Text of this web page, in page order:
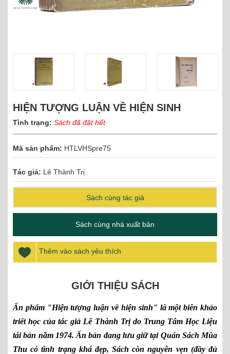
HIỆN TƯỢNG LUẬN VỀ HIỆN SINH
Tình trạng: Sách đã đặt hết
Mã sản phẩm: HTLVHSpre75
Tác giả: Lê Thành Trị
Sách cùng tác giả
Sách cùng nhà xuất bản
Thêm vào sách yêu thích
GIỚI THIỆU SÁCH
Ấn phẩm "Hiện tượng luận về hiện sinh" là một biên khảo
triết học của tác giả Lê Thành Trị do Trung Tâm Học Liệu
tái bản năm 1974. Ấn bản đang lưu giữ tại Quán Sách Mùa
Thu có tình trạng khá đẹp, Sách còn nguyên vẹn (đầy đủ